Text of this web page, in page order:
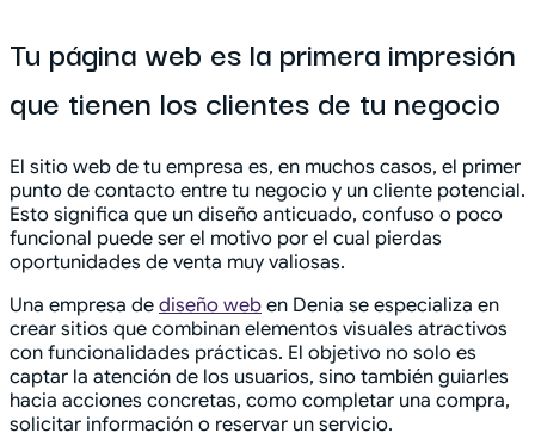
Tu página web es la primera impresión
que tienen los clientes de tu negocio
El sitio web de tu empresa es, en muchos casos, el primer
punto de contacto entre tu negocio y un cliente potencial.
Esto significa que un diseño anticuado, confuso o poco
funcional puede ser el motivo por el cual pierdas
oportunidades de venta muy valiosas.
Una empresa de diseño web en Denia se especializa en
crear sitios que combinan elementos visuales atractivos
con funcionalidades prácticas. El objetivo no solo es
captar la atención de los usuarios, sino también guiarles
hacia acciones concretas, como completar una compra,
solicitar información o reservar un servicio.